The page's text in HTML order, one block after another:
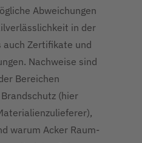
Abweichungen
in der
auch Zertifikate und
Nachweise sind
Bereichen
(hier
warum Acker Raum-